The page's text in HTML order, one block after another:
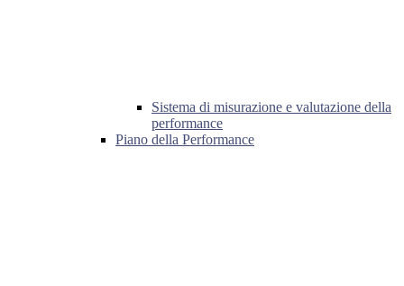
Sistema di misurazione e valutazione della
performance
Piano della Performance